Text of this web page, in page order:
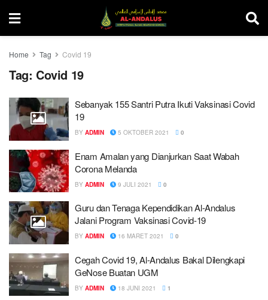
Home Tag Covid 19
Tag: Covid 19
Sebanyak 155 Santri Putra Ikuti Vaksinasi Covid
19
BY ADMIN 5 OKTOBER 2021 0
Enam Amalan yang Dianjurkan Saat Wabah
Corona Melanda
BY ADMIN 9 JULI 2021 0
Guru dan Tenaga Kependidikan Al-Andalus
Jalani Program Vaksinasi Covid-19
BY ADMIN 16 MARET 2021 0
Cegah Covid 19, Al-Andalus Bakal Dilengkapi
GeNose Buatan UGM
BY ADMIN 18 JUNI 2021 1